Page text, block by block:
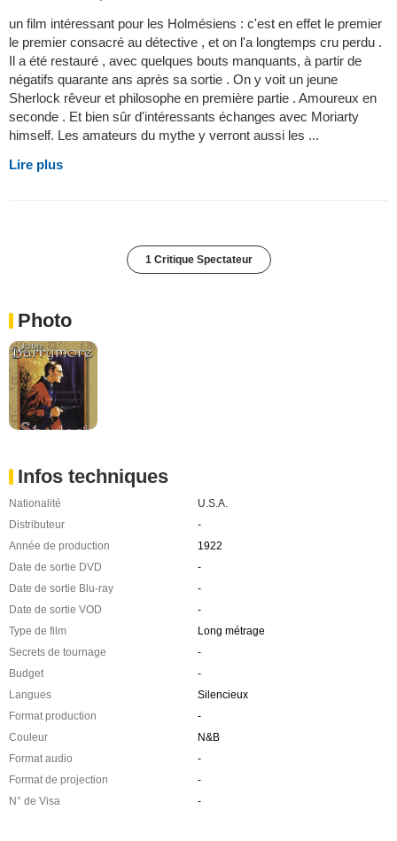
un film intéressant pour les Holmésiens : c'est en effet le premier
le premier consacré au détective , et on l'a longtemps cru perdu .
Il a été restauré , avec quelques bouts manquants, à partir de
négatifs quarante ans après sa sortie . On y voit un jeune
Sherlock rêveur et philosophe en première partie . Amoureux en
seconde . Et bien sûr d'intéressants échanges avec Moriarty
himself. Les amateurs du mythe y verront aussi les ...
Lire plus
1 Critique Spectateur
Photo
Infos techniques
Nationalité
U.S.A.
Distributeur
-
Année de production
1922
Date de sortie DVD
-
Date de sortie Blu-ray
-
Date de sortie VOD
-
Type de film
Long métrage
Secrets de tournage
-
Budget
-
Langues
Silencieux
Format production
-
Couleur
N&B
Format audio
-
Format de projection
-
N° de Visa
-